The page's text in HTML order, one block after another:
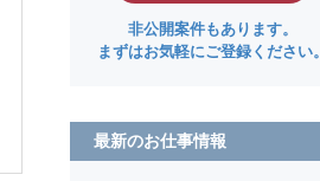
非公開案件もあります。
まずはお気軽にご登録ください。
最新のお仕事情報